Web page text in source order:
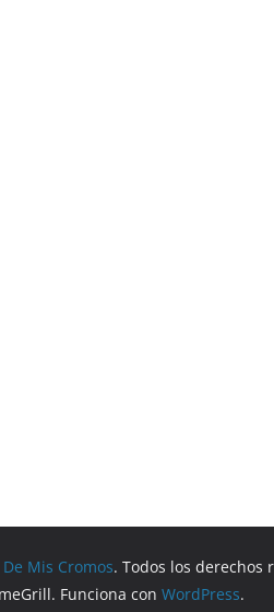
Mis Cromos. Todos los derechos
Funciona con WordPress.